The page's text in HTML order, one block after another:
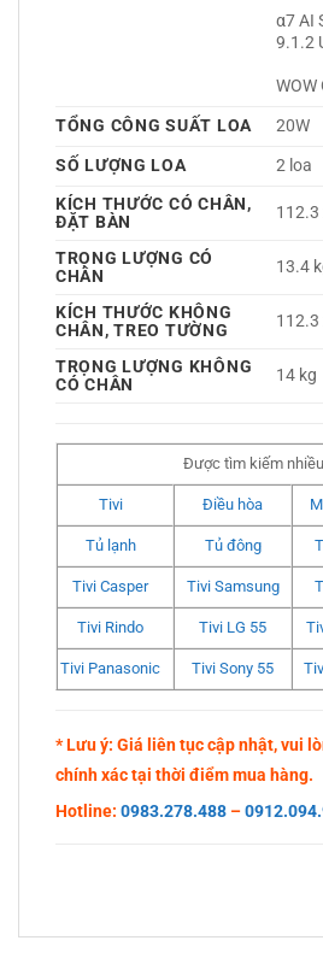
α7 AI
9.1.2
TỔNG CÔNG SUẤT LOA
20W
SỐ LƯỢNG LOA
2 loa
KÍCH THƯỚC CÓ CHÂN,
ĐẶT BÀN
112.3
TRỌNG LƯỢNG CÓ
CHÂN
13.4
KÍCH THƯỚC KHÔNG
CHÂN, TREO TƯỜNG
112.3
TRỌNG LƯỢNG KHÔNG
CÓ CHÂN
14 kg
Được tìm kiếm
Tivi Điều hòa
Tủ lạnh Tủ đông
Tivi Casper Tivi Samsung
Tivi Rindo Tivi LG 55
Tivi Panasonic Tivi Sony 55
* Lưu ý: Giá liên tục cập nhật, vui
chính xác tại thời điểm mua hàng.
Hotline: 0983.278.488 –